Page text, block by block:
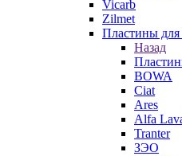
Vicarb
Zilmet
Пластины для
Назад
BOWA
Ciat
Ares
Alfa
Tranter
ЗЭО